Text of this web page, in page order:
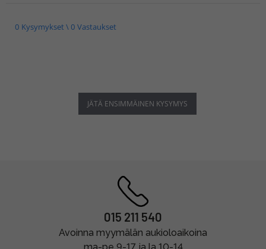
0 Kysymykset \ 0 Vastaukset
JÄTÄ ENSIMMÄINEN KYSYMYS
015 211 540
Avoinna myymälän aukioloaikoina